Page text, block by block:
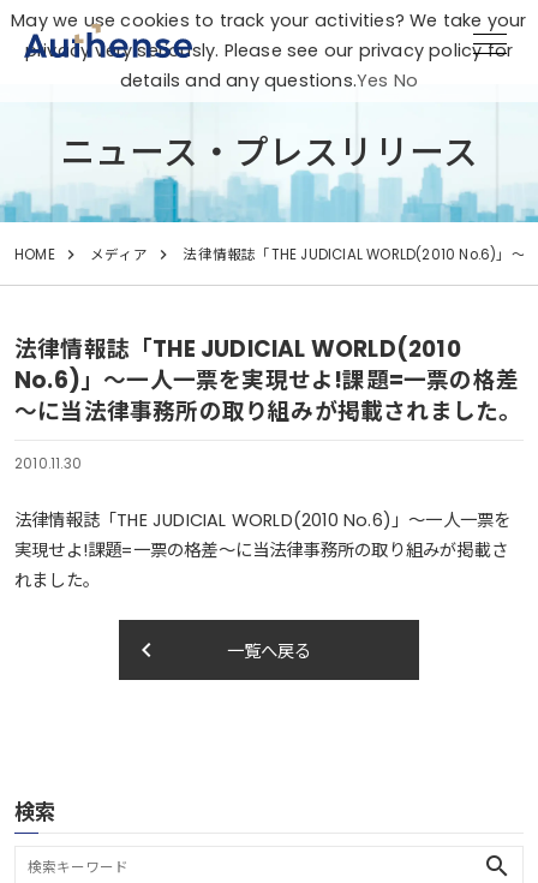
ニュース・プレスリリース
HOME メディア 法律情報誌「THE JUDICIAL WORLD(2010 No.6)」
法律情報誌「THE JUDICIAL WORLD(2010
No.6)」～一人一票を実現せよ!課題=一票の格差
～に当法律事務所の取り組みが掲載されました。
2010.11.30
法律情報誌「THE JUDICIAL WORLD(2010 No.6)」～一人一票を
実現せよ!課題=一票の格差～に当法律事務所の取り組みが掲載さ
れました。
一覧へ戻る
keyboard_arrow_left
検索
search
May we use cookies to track your activities? We take your
privacy very seriously. Please see our privacy policy for
details and any questions.Yes No